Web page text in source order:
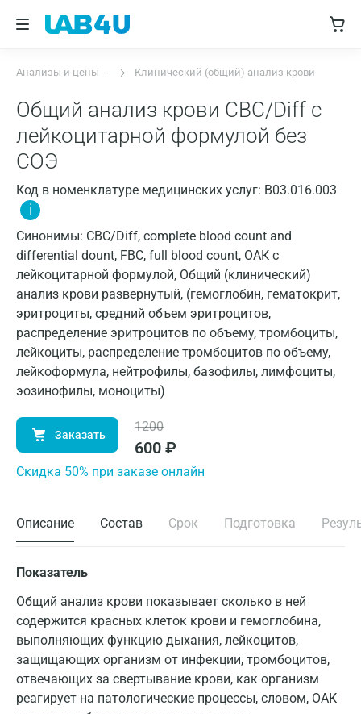
Анализы и цены Клинический (общий) анализ крови
Общий анализ крови CBC/Diff с
лейкоцитарной формулой без
СОЭ
Код в номенклатуре медицинских услуг: B03.016.003
i
Синонимы: CBC/Diff, complete blood count and
differential dount, FBC, full blood count, ОАК с
лейкоцитарной формулой, Общий (клинический)
анализ крови развернутый, (гемоглобин, гематокрит,
эритроциты, средний объем эритроцитов,
распределение эритроцитов по объему, тромбоциты,
лейкоциты, распределение тромбоцитов по объему,
лейкоформула, нейтрофилы, базофилы, лимфоциты,
эозинофилы, моноциты)
Заказать
1200
600 ₽
Cкидка 50% при заказе онлайн
Описание Состав Срок Подготовка
Показатель
Общий анализ крови показывает сколько в ней
содержится красных клеток крови и гемоглобина,
выполняющих функцию дыхания, лейкоцитов,
защищающих организм от инфекции, тромбоцитов,
отвечающих за свертывание крови, как организм
реагирует на патологические процессы, словом, ОАК